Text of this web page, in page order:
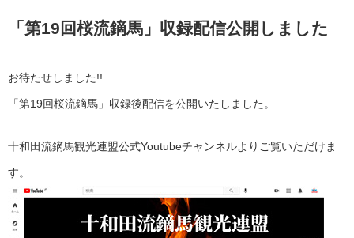
「第19回桜流鏑馬」収録配信公開しました
お待たせしました!!
「第19回桜流鏑馬」収録後配信を公開いたしました。
十和田流鏑馬観光連盟公式Youtubeチャンネルよりご覧いただけま
す。